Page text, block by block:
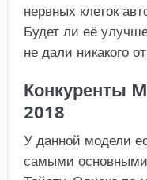
нервных клеток
Будет ли её
не дали никакого
Конкуренты
2018
У данной модели
самыми основными